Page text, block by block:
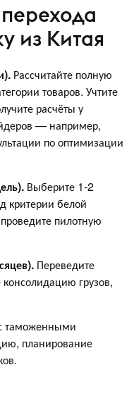
из Китая
Рассчитайте полную
товаров. Учтите
расчёты у
— например,
по оптимизации
Выберите 1-2
критерии белой
пилотную
Переведите
грузов,
таможенными
планирование